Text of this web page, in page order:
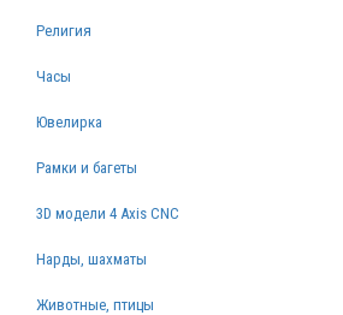
Религия
Часы
Ювелирка
Рамки и багеты
3D модели 4 Axis CNC
Нарды, шахматы
Животные, птицы